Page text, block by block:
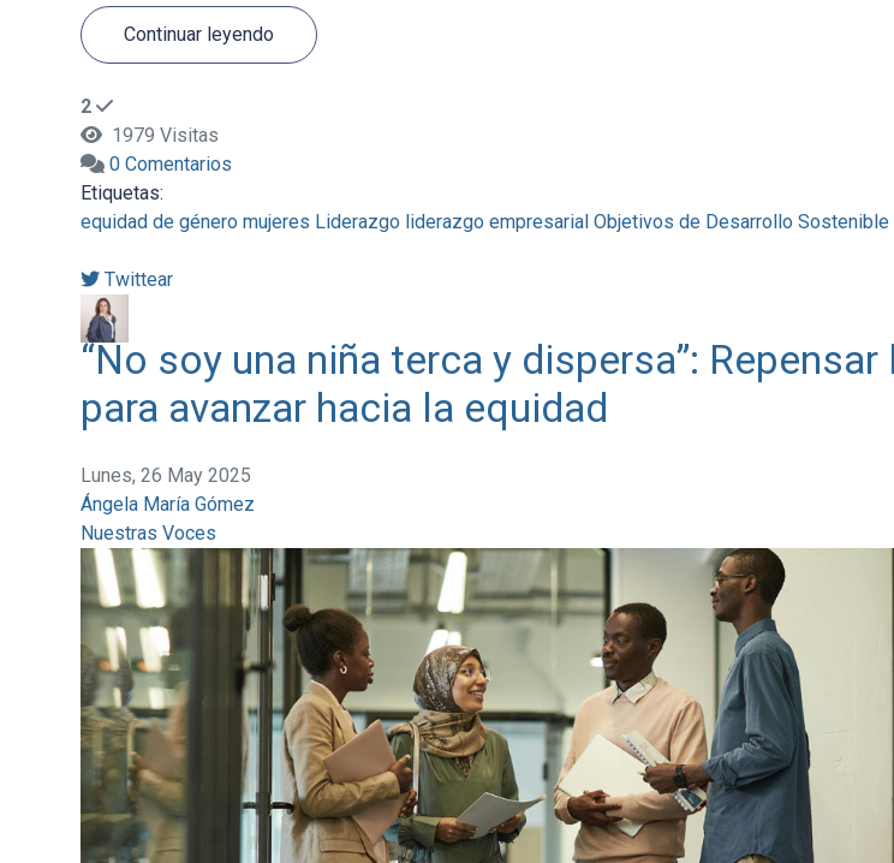
Continuar leyendo
2
1979 Visitas
0 Comentarios
Etiquetas:
equidad de género mujeres Liderazgo liderazgo empresarial Objetivos de Desarrollo Sostenible
Twittear
“No soy una niña terca y dispersa”:
para avanzar hacia la equidad
Lunes, 26 May 2025
Ángela María Gómez
Nuestras Voces